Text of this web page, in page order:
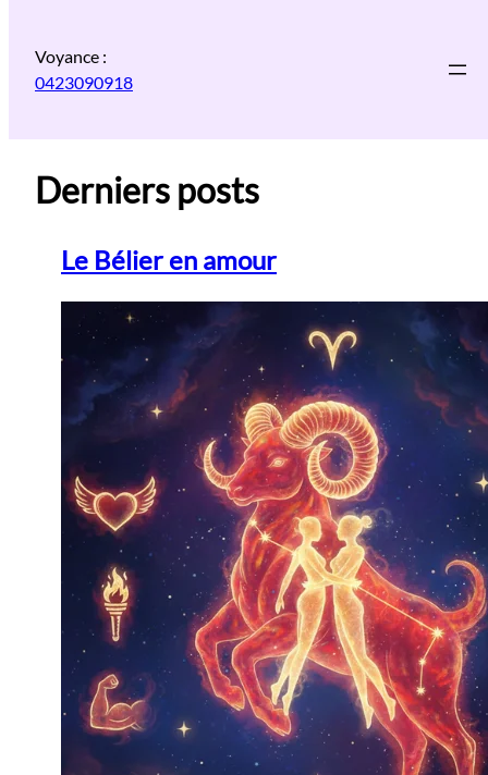
contenu
Voyance :
0423090918
Derniers posts
Le Bélier en amour